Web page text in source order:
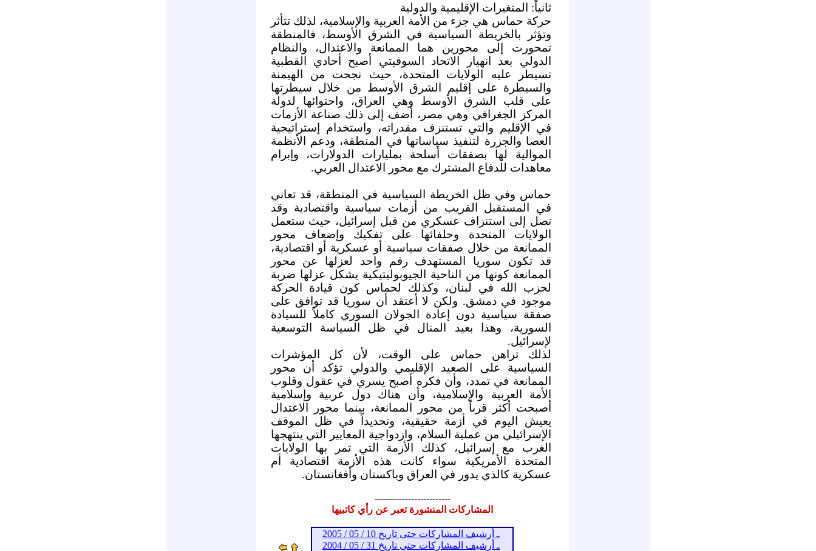
ثانياً: المتغيرات الإقليمية والدولية
حركة حماس هي جزء من الأمة العربية والإسلامية، لذلك تتأثر
وتؤثر بالخريطة السياسية في الشرق الأوسط، فالمنطقة
تمحورت إلى محورين هما الممانعة والاعتدال، والنظام
الدولي بعد انهيار الاتحاد السوفيتي أصبح أحادي القطبية
تسيطر عليه الولايات المتحدة، حيث نجحت من الهيمنة
والسيطرة على إقليم الشرق الأوسط من خلال سيطرتها
على قلب الشرق الأوسط وهي العراق، واحتوائها لدولة
المركز الجغرافي وهي مصر، أضف إلى ذلك صناعة الأزمات
في الإقليم والتي تستنزف مقدراته، واستخدام إستراتيجية
العصا والجزرة لتنفيذ سياساتها في المنطقة، ودعم الأنظمة
الموالية لها بصفقات أسلحة بمليارات الدولارات، وإبرام
معاهدات للدفاع المشترك مع محور الاعتدال العربي.
حماس وفي ظل الخريطة السياسية في المنطقة، قد تعاني
في المستقبل القريب من أزمات سياسية واقتصادية وقد
تصل إلى استنزاف عسكري من قبل إسرائيل، حيث ستعمل
الولايات المتحدة وحلفائها على تفكيك وإضعاف محور
الممانعة من خلال صفقات سياسية أو عسكرية أو اقتصادية،
قد تكون سوريا المستهدف رقم واحد لعزلها عن محور
الممانعة كونها من الناحية الجيوبوليتيكية يشكل عزلها ضربة
لحزب الله في لبنان، وكذلك لحماس كون قيادة الحركة
موجود في دمشق. ولكن لا أعتقد أن سوريا قد توافق على
صفقة سياسية دون إعادة الجولان السوري كاملاً للسيادة
السورية، وهذا بعيد المنال في ظل السياسة التوسعية
لإسرائيل.
لذلك تراهن حماس على الوقت، لأن كل المؤشرات
السياسية على الصعيد الإقليمي والدولي تؤكد أن محور
الممانعة في تمدد، وأن فكره أصبح يسري في عقول وقلوب
الأمة العربية والإسلامية، وأن هناك دول عربية وإسلامية
أصبحت أكثر قرباً من محور الممانعة، بينما محور الاعتدال
يعيش اليوم في أزمة حقيقية، وتحديداً في ظل الموقف
الإسرائيلي من عملية السلام، وازدواجية المعايير التي ينتهجها
الغرب مع إسرائيل، كذلك الأزمة التي تمر بها الولايات
المتحدة الأمريكية سواء كانت هذه الأزمة اقتصادية أم
عسكرية كالذي يدور في العراق وباكستان وأفغانستان.
-------------------------
المشاركات المنشورة تعبر عن رأي كاتبيها
ـ أرشيف المشاركات حتى تاريخ 10 / 05 / 2005
ـ أرشيف المشاركات حتى تاريخ 31 / 05 / 2004